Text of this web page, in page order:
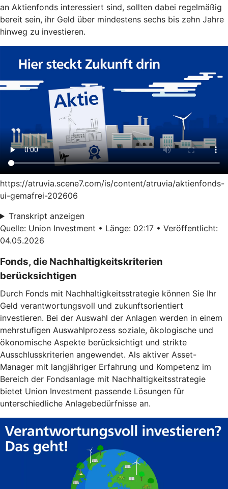
an Aktienfonds interessiert sind, sollten dabei regelmäßig
bereit sein, ihr Geld über mindestens sechs bis zehn Jahre
hinweg zu investieren.
https://atruvia.scene7.com/is/content/atruvia/aktienfonds-
ui-gemafrei-202606
Transkript anzeigen
Quelle: Union Investment • Länge: 02:17 • Veröffentlicht:
04.05.2026
Fonds, die Nachhaltigkeitskriterien
berücksichtigen
Durch Fonds mit Nachhaltigkeitsstrategie können Sie Ihr
Geld verantwortungsvoll und zukunftsorientiert
investieren. Bei der Auswahl der Anlagen werden in einem
mehrstufigen Auswahlprozess soziale, ökologische und
ökonomische Aspekte berücksichtigt und strikte
Ausschlusskriterien angewendet. Als aktiver Asset-
Manager mit langjähriger Erfahrung und Kompetenz im
Bereich der Fondsanlage mit Nachhaltigkeitsstrategie
bietet Union Investment passende Lösungen für
unterschiedliche Anlagebedürfnisse an.